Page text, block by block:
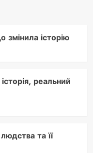
змінила історію
реальний
та її